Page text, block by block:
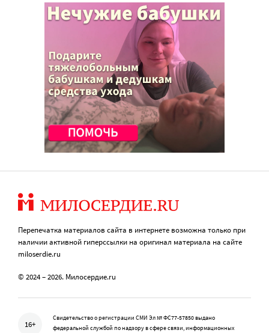
Перепечатка материалов сайта в интернете возможна только при
наличии активной гиперссылки на оригинал материала на сайте
miloserdie.ru
© 2024 – 2026. Милосердие.ru
16+
Свидетельство о регистрации СМИ Эл № ФС77-57850 выдано
федеральной службой по надзору в сфере связи, информационных